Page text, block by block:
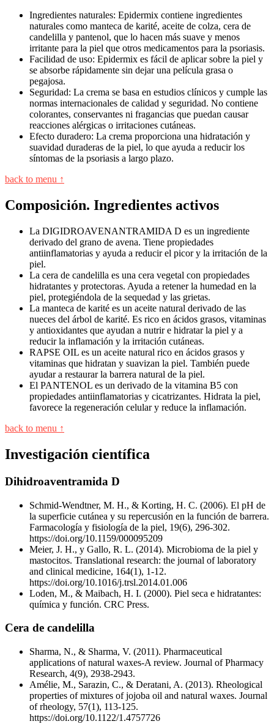
Ingredientes naturales: Epidermix contiene ingredientes
naturales como manteca de karité, aceite de colza, cera de
candelilla y pantenol, que lo hacen más suave y menos
irritante para la piel que otros medicamentos para la psoriasis.
Facilidad de uso: Epidermix es fácil de aplicar sobre la piel y
se absorbe rápidamente sin dejar una película grasa o
pegajosa.
Seguridad: La crema se basa en estudios clínicos y cumple las
normas internacionales de calidad y seguridad. No contiene
colorantes, conservantes ni fragancias que puedan causar
reacciones alérgicas o irritaciones cutáneas.
Efecto duradero: La crema proporciona una hidratación y
suavidad duraderas de la piel, lo que ayuda a reducir los
síntomas de la psoriasis a largo plazo.
back to menu ↑
Composición. Ingredientes activos
La DIGIDROAVENANTRAMIDA D es un ingrediente
derivado del grano de avena. Tiene propiedades
antiinflamatorias y ayuda a reducir el picor y la irritación de la
piel.
La cera de candelilla es una cera vegetal con propiedades
hidratantes y protectoras. Ayuda a retener la humedad en la
piel, protegiéndola de la sequedad y las grietas.
La manteca de karité es un aceite natural derivado de las
nueces del árbol de karité. Es rico en ácidos grasos, vitaminas
y antioxidantes que ayudan a nutrir e hidratar la piel y a
reducir la inflamación y la irritación cutáneas.
RAPSE OIL es un aceite natural rico en ácidos grasos y
vitaminas que hidratan y suavizan la piel. También puede
ayudar a restaurar la barrera natural de la piel.
El PANTENOL es un derivado de la vitamina B5 con
propiedades antiinflamatorias y cicatrizantes. Hidrata la piel,
favorece la regeneración celular y reduce la inflamación.
back to menu ↑
Investigación científica
Dihidroaventramida D
Schmid-Wendtner, M. H., & Korting, H. C. (2006). El pH de
la superficie cutánea y su repercusión en la función de barrera.
Farmacología y fisiología de la piel, 19(6), 296-302.
https://doi.org/10.1159/000095209
Meier, J. H., y Gallo, R. L. (2014). Microbioma de la piel y
mastocitos. Translational research: the journal of laboratory
and clinical medicine, 164(1), 1-12.
https://doi.org/10.1016/j.trsl.2014.01.006
Loden, M., & Maibach, H. I. (2000). Piel seca e hidratantes:
química y función. CRC Press.
Cera de candelilla
Sharma, N., & Sharma, V. (2011). Pharmaceutical
applications of natural waxes-A review. Journal of Pharmacy
Research, 4(9), 2938-2943.
Amélie, M., Sarazin, C., & Deratani, A. (2013). Rheological
properties of mixtures of jojoba oil and natural waxes. Journal
of rheology, 57(1), 113-125.
https://doi.org/10.1122/1.4757726